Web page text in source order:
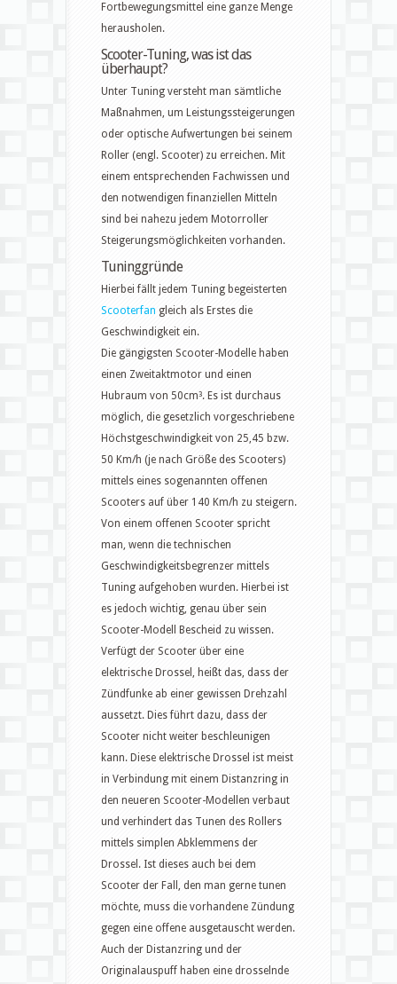
Fortbewegungsmittel eine ganze Menge
herausholen.
Scooter-Tuning, was ist das
überhaupt?
Unter Tuning versteht man sämtliche
Maßnahmen, um Leistungssteigerungen
oder optische Aufwertungen bei seinem
Roller (engl. Scooter) zu erreichen. Mit
einem entsprechenden Fachwissen und
den notwendigen finanziellen Mitteln
sind bei nahezu jedem Motorroller
Steigerungsmöglichkeiten vorhanden.
Tuninggründe
Hierbei fällt jedem Tuning begeisterten
Scooterfan gleich als Erstes die
Geschwindigkeit ein.
Die gängigsten Scooter-Modelle haben
einen Zweitaktmotor und einen
Hubraum von 50cm³. Es ist durchaus
möglich, die gesetzlich vorgeschriebene
Höchstgeschwindigkeit von 25,45 bzw.
50 Km/h (je nach Größe des Scooters)
mittels eines sogenannten offenen
Scooters auf über 140 Km/h zu steigern.
Von einem offenen Scooter spricht
man, wenn die technischen
Geschwindigkeitsbegrenzer mittels
Tuning aufgehoben wurden. Hierbei ist
es jedoch wichtig, genau über sein
Scooter-Modell Bescheid zu wissen.
Verfügt der Scooter über eine
elektrische Drossel, heißt das, dass der
Zündfunke ab einer gewissen Drehzahl
aussetzt. Dies führt dazu, dass der
Scooter nicht weiter beschleunigen
kann. Diese elektrische Drossel ist meist
in Verbindung mit einem Distanzring in
den neueren Scooter-Modellen verbaut
und verhindert das Tunen des Rollers
mittels simplen Abklemmens der
Drossel. Ist dieses auch bei dem
Scooter der Fall, den man gerne tunen
möchte, muss die vorhandene Zündung
gegen eine offene ausgetauscht werden.
Auch der Distanzring und der
Originalauspuff haben eine drosselnde